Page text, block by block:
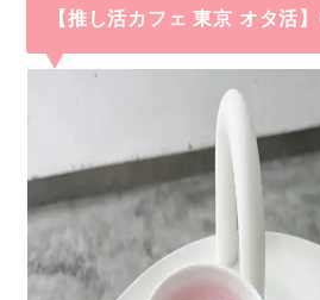
【推し活カフェ 東京 オタ活